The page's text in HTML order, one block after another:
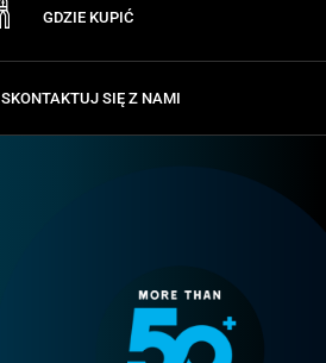
GDZIE KUPIĆ
SKONTAKTUJ SIĘ Z NAMI